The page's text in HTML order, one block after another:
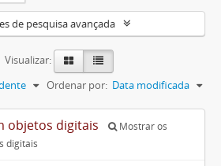
de pesquisa avançada
Visualizar:
Ordenar por: Data modificada
objetos digitais
Mostrar os
digitais